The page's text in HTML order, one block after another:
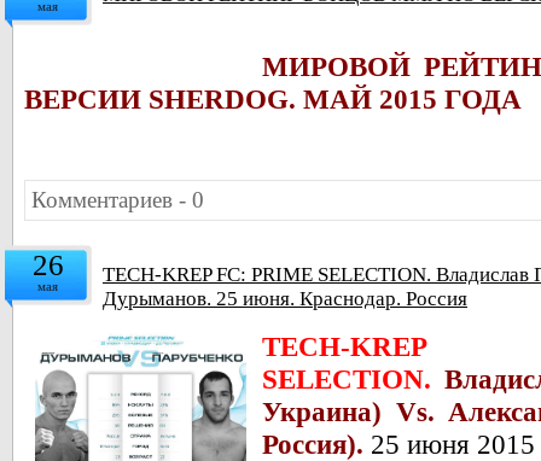
мая
МИРОВОЙ
ВЕРСИИ SHERDOG. МАЙ 2015 ГОДА
Комментариев - 0
26
мая
TECH-KREP FC: PRIME SELECTION. Владислав
Дурыманов. 25 июня. Краснодар. Россия
TECH-
SELECTION.
Украина) Vs.
Россия). 25 июня 2015